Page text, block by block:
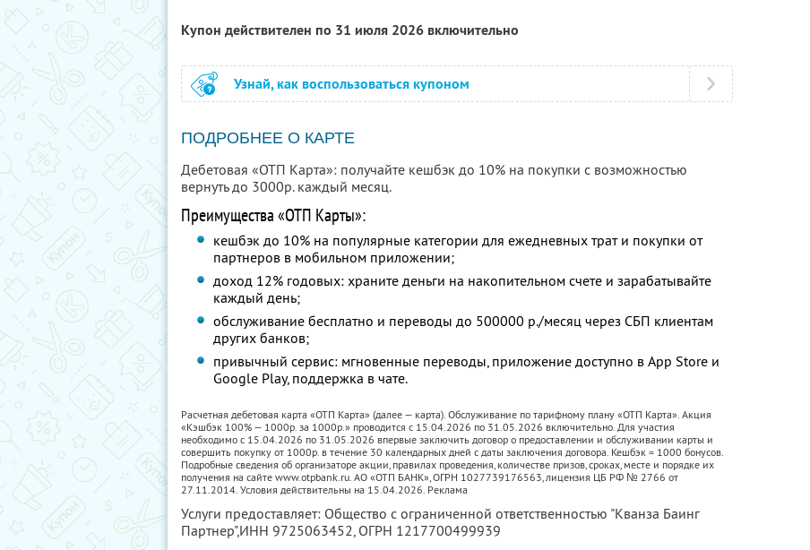
Купон действителен по 31 июля 2026 включительно
Узнай, как воспользоваться купоном
ПОДРОБНЕЕ О КАРТЕ
Дебетовая «ОТП Карта»: получайте кешбэк до 10% на покупки с возможностью
вернуть до 3000р. каждый месяц.
Преимущества «ОТП Карты»:
кешбэк до 10% на популярные категории для ежедневных трат и покупки от
партнеров в мобильном приложении;
доход 12% годовых: храните деньги на накопительном счете и зарабатывайте
каждый день;
обслуживание бесплатно и переводы до 500000 р./месяц через СБП клиентам
других банков;
привычный сервис: мгновенные переводы, приложение доступно в App Store и
Google Play, поддержка в чате.
Расчетная дебетовая карта «ОТП Карта» (далее — карта). Обслуживание по тарифному плану «ОТП Карта». Акция
«Кэшбэк 100% — 1000р. за 1000р.» проводится с 15.04.2026 по 31.05.2026 включительно. Для участия
необходимо с 15.04.2026 по 31.05.2026 впервые заключить договор о предоставлении и обслуживании карты и
совершить покупку от 1000р. в течение 30 календарных дней с даты заключения договора. Кешбэк = 1000 бонусов.
Подробные сведения об организаторе акции, правилах проведения, количестве призов, сроках, месте и порядке их
получения на сайте www.otpbank.ru. АО «ОТП БАНК», ОГРН 1027739176563, лицензия ЦБ РФ № 2766 от
27.11.2014. Условия действительны на 15.04.2026. Реклама
Услуги предоставляет: Общество с ограниченной ответственностью "Кванза Баинг
Партнер",ИНН 9725063452, ОГРН 1217700499939